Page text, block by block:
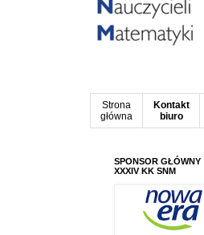
Strona
główna
Kontakt
biuro
SPONSOR GŁÓWNY
XXXIV KK SNM